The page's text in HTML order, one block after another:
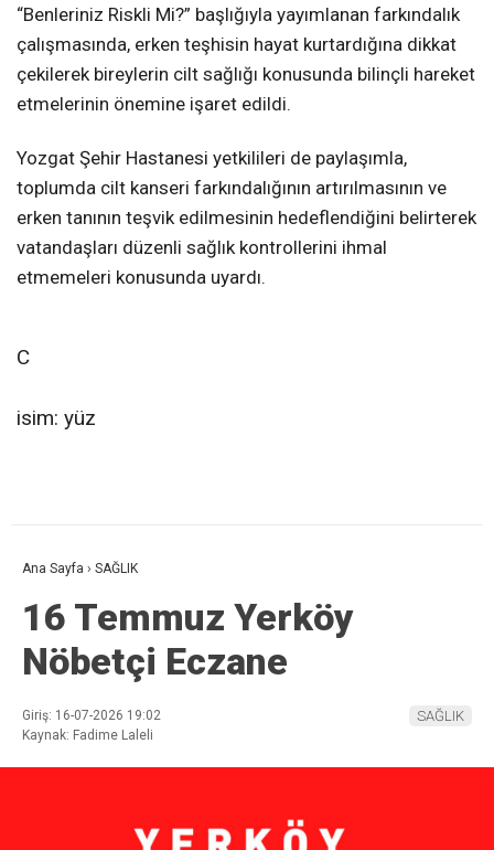
“Benleriniz Riskli Mi?” başlığıyla yayımlanan farkındalık
çalışmasında, erken teşhisin hayat kurtardığına dikkat
çekilerek bireylerin cilt sağlığı konusunda bilinçli hareket
etmelerinin önemine işaret edildi.
Yozgat Şehir Hastanesi yetkilileri de paylaşımla,
toplumda cilt kanseri farkındalığının artırılmasının ve
erken tanının teşvik edilmesinin hedeflendiğini belirterek
vatandaşları düzenli sağlık kontrollerini ihmal
etmemeleri konusunda uyardı.
C
isim: yüz
Ana Sayfa › SAĞLIK
16 Temmuz Yerköy
Nöbetçi Eczane
Giriş: 16-07-2026 19:02
Kaynak: Fadime Laleli
SAĞLIK